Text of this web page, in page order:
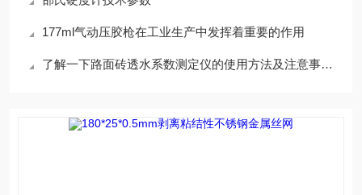
177ml气动压胶枪在工业生产中发挥着重要的作用
了解一下路面砖透水系数测定仪的使用方法及注意事项吧